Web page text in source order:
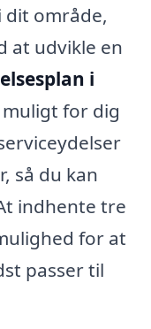
dit område,
at udvikle en
i
for dig
så du kan
indhente tre
for at
passer til